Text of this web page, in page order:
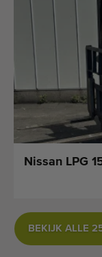
Nissan LPG
BEKIJK ALLE